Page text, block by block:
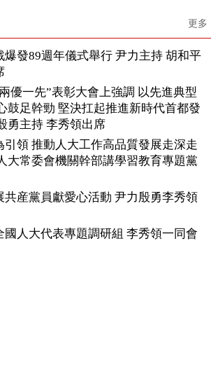
更多
爆發89週年儀式舉行 尹力主持 胡和平
優一先”表彰大會上強調 以先進典型
鼓足幹勁 堅決扛起推進新時代首都發
勇主持 李秀領出席
引領 推動人大工作高品質發展走深走
大常委會機關幹部講學習教育專題黨
共産黨員獻愛心活動 尹力殷勇李秀領
國人大代表專題調研組 李秀領一同會